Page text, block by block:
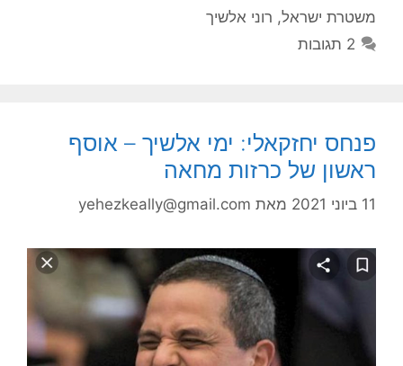
משטרת ישראל, רוני אלשיך
2 תגובות
פנחס יחזקאלי: ימי אלשיך – אוסף
ראשון של כרזות מחאה
11 ביוני 2021 מאת yehezkeally@gmail.com